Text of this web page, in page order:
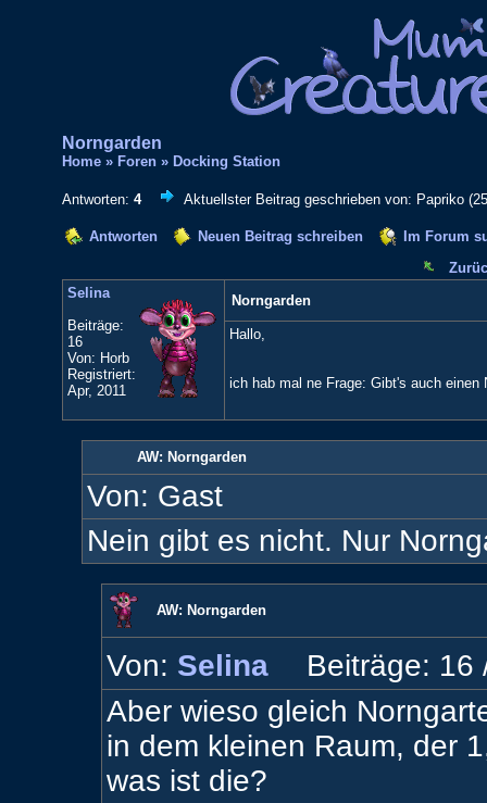
Norngarden
Home» Foren» Docking Station
Antworten: 4 Aktuellster Beitrag geschrieben von: Papriko
Antworten Neuen Beitrag schreiben
Im Forum
Selina
Beiträge:
16
Von: Horb
Registriert:
Apr, 2011
Norngarden
Hallo,
ich hab mal ne Frage: Gibt's auch einen
AW: Norngarden
Von: Gast
Nein gibt es nicht. Nur
AW: Norngarden
Von: Selina
Beiträge:
Aber wieso gleich
in dem kleinen Raum, der
was ist die?